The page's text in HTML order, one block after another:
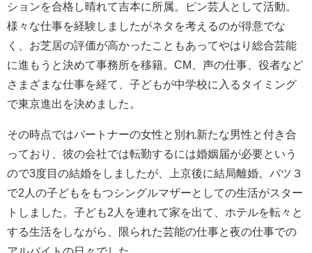
ションを合格し晴れて吉本に所属。ピン芸人として活動。
様々な仕事を経験しましたがネタを考えるのが得意でな
く、お芝居の評価が高かったこともあってやはり総合芸能
に進もうと決めて事務所を移籍。CM、声の仕事、役者など
さまざまな仕事を経て、子どもが中学校に入るタイミング
で東京進出を決めました。
その時点ではパートナーの女性と別れ新たな男性と付き合
っており、彼の会社では転勤するには婚姻届が必要という
ので3度目の結婚をしましたが、上京後に結局離婚。バツ３
で2人の子どもをもつシングルマザーとしての生活がスター
トしました。子ども2人を連れて家を出て、ホテルを転々と
する生活をしながら、限られた芸能の仕事と夜の仕事での